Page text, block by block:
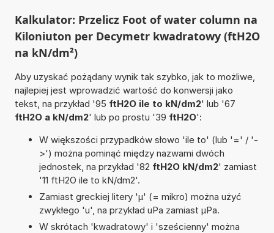
Kalkulator: Przelicz Foot of water column na
Kiloniuton per Decymetr kwadratowy (ftH2O
na kN/dm²)
Aby uzyskać pożądany wynik tak szybko, jak to możliwe,
najlepiej jest wprowadzić wartość do konwersji jako
tekst, na przykład '95 ftH2O ile to kN/dm2' lub '67
ftH2O a kN/dm2' lub po prostu '39 ftH2O':
W większości przypadków słowo 'ile to' (lub '=' / '-
>') można pominąć między nazwami dwóch
jednostek, na przykład '82 ftH2O kN/dm2' zamiast
'11 ftH2O ile to kN/dm2'.
Zamiast greckiej litery 'µ' (= mikro) można użyć
zwykłego 'u', na przykład uPa zamiast µPa.
W skrótach 'kwadratowy' i 'sześcienny' można